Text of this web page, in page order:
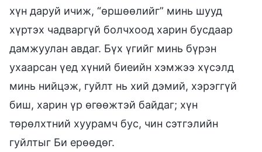
хүн даруй ичиж, “өршөөлийг” минь шууд
хүртэх чадваргүй болчхоод харин бусдаар
дамжуулан авдаг. Бүх үгийг минь бүрэн
ухаарсан үед хүний биеийн хэмжээ хүсэлд
минь нийцэж, гуйлт нь хий дэмий, хэрэггүй
биш, харин үр өгөөжтэй байдаг; хүн
төрөлхтний хуурамч бус, чин сэтгэлийн
гуйлтыг Би ерөөдөг.